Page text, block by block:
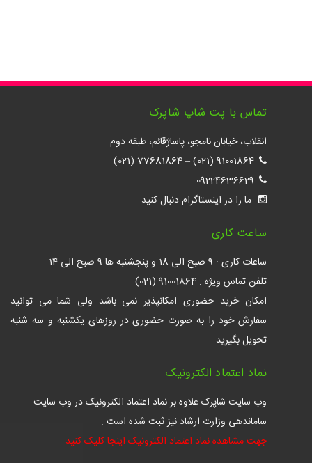
تماس با پت شاپ شاپرک
انقلاب، خیابان نامجو، پاساژقائم، طبقه دوم
91001864 (021)
–
77681864 (021)
09224636629
ما را در اینستاگرام دنبال کنید
ساعت کاری
ساعات کاری : 9 صبح الی 18 و پنجشنبه ها 9 صبح الی 14
تلفن تماس ویژه : 91001864 (021)
امکان خرید حضوری امکانپذیر نمی باشد ولی شما می توانید
سفارش خود را به صورت حضوری در روزهای یکشنبه و سه شنبه
تحویل بگیرید.
نماد اعتماد الکترونیک
وب سایت شاپرک علاوه بر نماد اعتماد الکترونیک در وب سایت
ساماندهی وزارت ارشاد نیز ثبت شده است .
جهت مشاهده نماد اعتماد الکترونیک اینجا کلیک کنید